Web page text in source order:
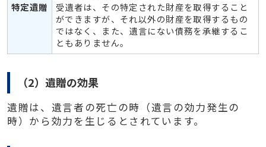
特定遺贈
受遺者は、その特定された財産を取得すること
ができますが、それ以外の財産を取得するもの
ではなく、また、遺言にない債務を承継するこ
ともありません。
（2）遺贈の効果
遺贈は、遺言者の死亡の時（遺言の効力発生の
時）から効力を生じるとされています。